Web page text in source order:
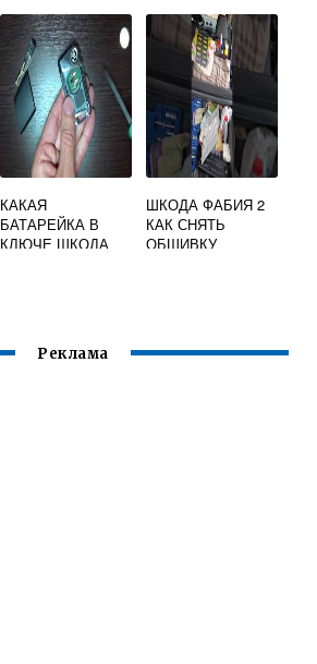
КАКАЯ
БАТАРЕЙКА В
КЛЮЧЕ ШКОДА
ШКОДА ФАБИЯ 2
КАК СНЯТЬ
ОБШИВКУ
Реклама